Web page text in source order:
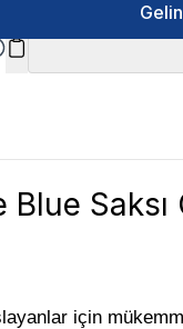
Saksı
için